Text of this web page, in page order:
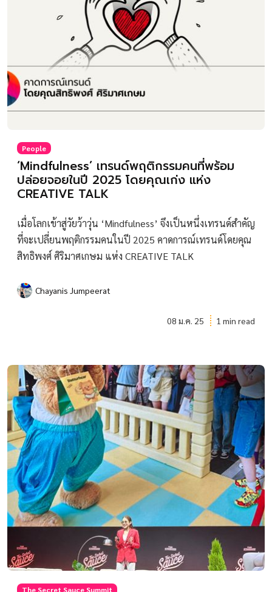
People
‘Mindfulness’ เทรนด์พฤติกรรมคนที่พร้อม
ปล่อยจอยในปี 2025 โดยคุณเก่ง แห่ง
CREATIVE TALK
เมื่อโลกเข้าสู่วัยว้าวุ่น ‘Mindfulness’ จึงเป็นหนึ่งเทรนด์สำคัญ
ที่จะเปลี่ยนพฤติกรรมคนในปี 2025 คาดการณ์เทรนด์โดยคุณ
สิทธิพงศ์ ศิริมาศเกษม แห่ง CREATIVE TALK
Chayanis Jumpeerat
08 ม.ค. 25 1 min read
The Secret Sauce Summit